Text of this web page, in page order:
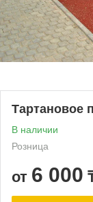
Тартановое
В наличии
Розница
от 6 000